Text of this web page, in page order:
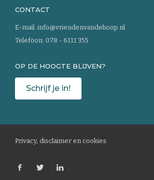
CONTACT
E-mail: info@vriendenvandehoop.nl
Telefoon: 078 - 6111 355
OP DE HOOGTE BLIJVEN?
Schrijf je in!
Privacy, disclaimer en cookies